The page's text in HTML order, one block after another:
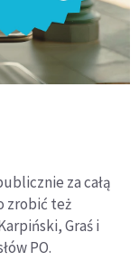
za całą
zrobić też
Graś i
PO.